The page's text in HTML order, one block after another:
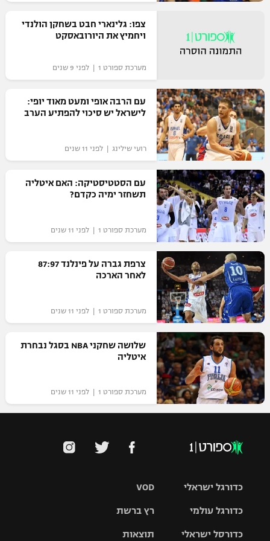
הצטרפות לחבילת הערוצים
תגיות
המגזין
צפו: גלינארי חבט בשחקן הולנדי
ויחמיץ את היורובאסקט
מערכת ספורט 1 | לפני 9 שנים
עם הרבה אופי ומעט מאוד יופי:
לישראל יש סיכוי להפתיע הערב
רועי שילינג | לפני 11 שנים
עם הסטטיסטיקה: האם איטליה
תשחזר ימיה כקדם?
מערכת ספורט 1 | לפני 11 שנים
צרפת גברה על פינלנד 87:97
לאחר הארכה
מערכת ספורט 1 | לפני 11 שנים
שלושה שחקני NBA בסגל נבחרת
איטליה
מערכת ספורט 1 | לפני 11 שנים
VOD
רץ ברשת
תוצאות
כדורגל ישראלי
כדורגל עולמי
כדורסל ישראלי